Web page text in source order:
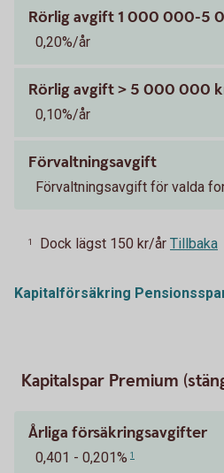
Rörlig avgift 1 000 000-5
0,20%/år
Rörlig avgift > 5 000 000
0,10%/år
Förvaltningsavgift
Förvaltningsavgift för valda
1 Dock lägst 150 kr/år Tillbaka
Kapitalförsäkring
Kapitalspar Premium
Årliga försäkringsavgifter
0,401 - 0,201% 1